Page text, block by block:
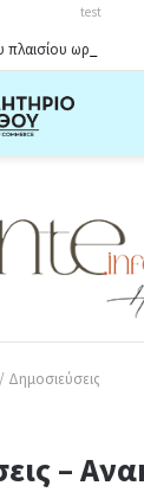
test
/ Δημοσιεύσεις
–